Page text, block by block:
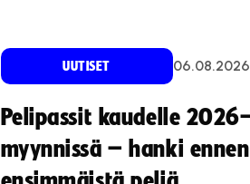
UUTISET 06.08.2026
Pelipassit kaudelle
myynnissä – hanki ennen